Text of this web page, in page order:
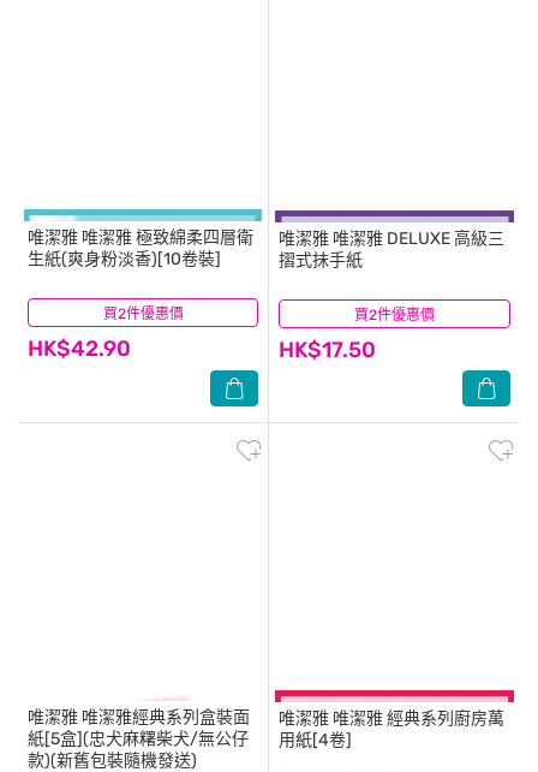
買2件優惠價
唯潔雅 唯潔雅 極致綿柔四層衛
生紙(爽身粉淡香)[10卷裝]
HK$42.90
(5) 買2件優惠價
唯潔雅 唯潔雅 DELUXE 高級三
摺式抺手紙
HK$17.50
(2)
唯潔雅 唯潔雅經典系列盒裝面
紙[5盒](忠犬麻糬柴犬/無公仔
款)(新舊包裝隨機發送)
唯潔雅 唯潔雅 經典系列廚房萬
用紙[4卷]